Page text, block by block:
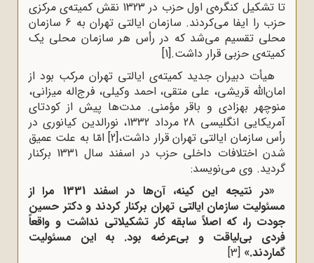
تا تشکیل کنگره‌ی اول حزب در 1323 نقش کمیته‌ی مرکزی
حزب را ایفا می‌کردند. سازمان ایالتی تهران به 6 سازمان
محلی تقسیم می‌شد که در رأس هر سازمان محلی یک
کمیته‌ی حزبی قرار داشت.[1]
هیأت دبیران جدید کمیته‌ی ایالتی تهران مرکب بود از
امان‌الله قریشی، علی متقی، احمد وکیلی، فرج‌اله میزانی،
منوچهر بهزادی و باقر مؤمنی. مدت‌ها پیش از کودتای
آمریکایی انگلیسی 28 مرداد 1332، نورالدین کیانوری در
رأس سازمان ایالتی تهران قرار داشت،[2]امّا به علت عمیق
شدن اختلافات داخلی حزب در اسفند سال 1331 برکنار
گردید. وی می‌نویسد:
«در نتیجه این کینه،‌ آن‌ها در اسفند 1331 مرا از
مسئولیت سازمان ایالتی تهران برکنار کردند و دکتر حسین
جودت را،‌ که اصلاً‌ سابقه کار تشکیلاتی نداشت و واقعاً
فردی بی‌لیاقت و بی‌عرضه بود. به این مسئولیت
گماردند.» [3]